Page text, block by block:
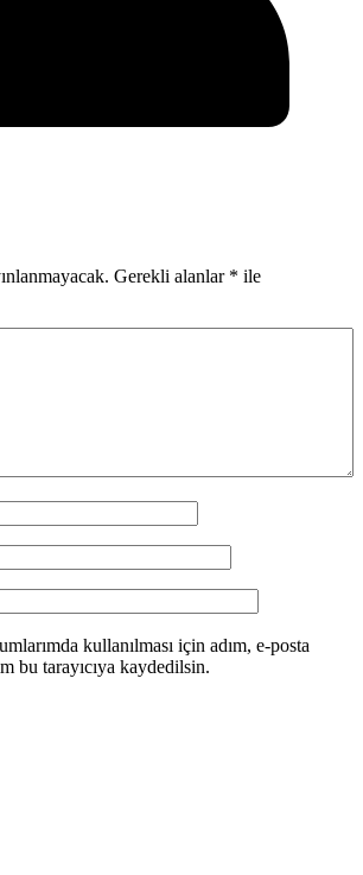
Gerekli alanlar * ile
kullanılması için adım, e-posta
bu tarayıcıya kaydedilsin.